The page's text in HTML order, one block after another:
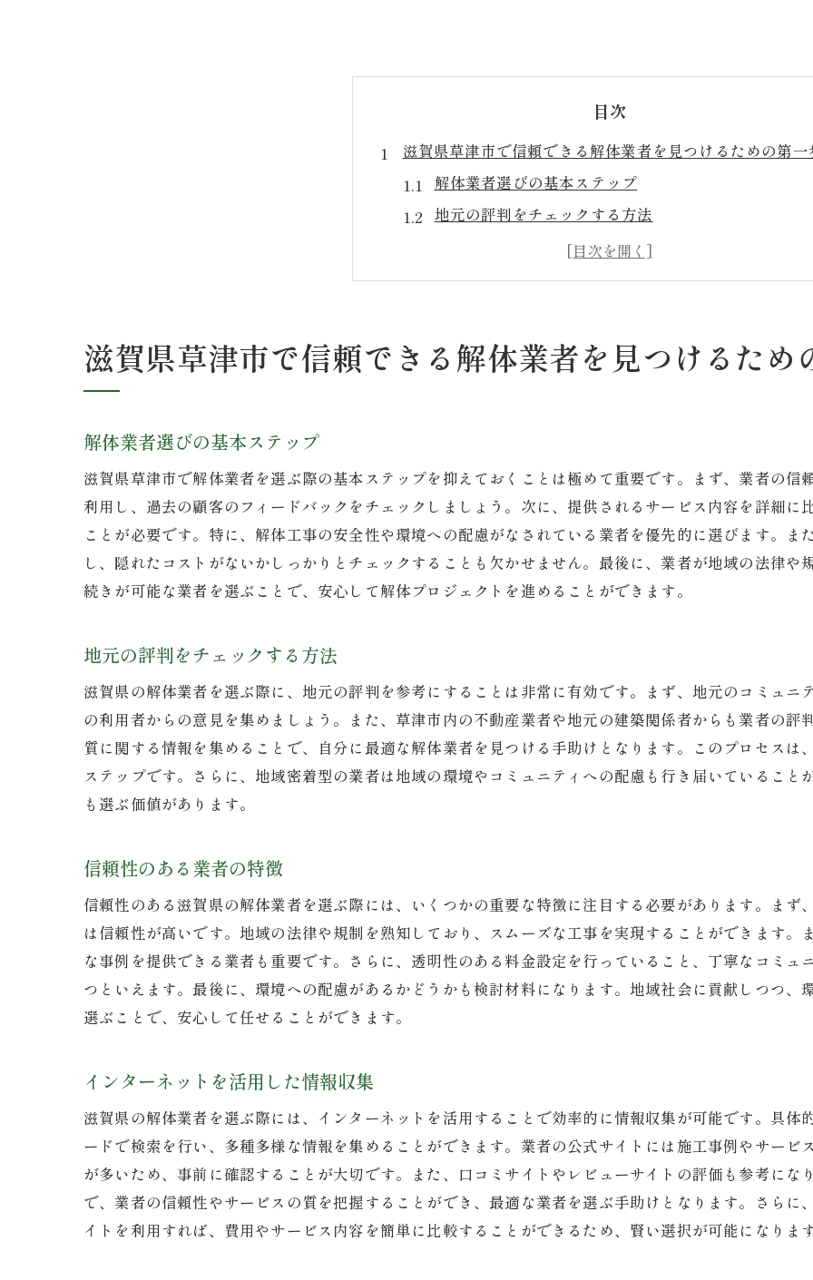
目次
滋賀県草津市で信頼できる解体業者を見つけるための第一
解体業者選びの基本ステップ
地元の評判をチェックする方法
信頼性のある業者の特徴
インターネットを活用した情報収集
解体業者との初回接触の重要性
口コミを活用した滋賀県の解体業者選びのポイント
口コミ比較で得られる情報の質
知人からの口コミの価値
オンラインレビューと実際のサービスの比較
口コミから見える業者の強みと弱み
評判で比較！滋賀県草津市の解体業者の選び方と注意点
過去の実績を調べる方法
評判が悪い業者の特徴
信頼できる業者の見分け方
評判によるリスク回避の重要性
解体工事における追加費用の注意点
コストパフォーマンスを重視した選び方
騒音や振動対策の重要性
地域への貢献を考慮した業者選び
地域の理解を得るための工夫
解体工事前後の地域活動参加
滋賀県草津市で信頼できる解体業者を見つけるため
解体業者選びの基本ステップ
滋賀県草津市で解体業者を選ぶ際の基本ステップを抑えておくことは極めて重要です。まず、業者の信
利用し、過去の顧客のフィードバックをチェックしましょう。次に、提供されるサービス内容を詳細に
ことが必要です。特に、解体工事の安全性や環境への配慮がなされている業者を優先的に選びます。ま
し、隠れたコストがないかしっかりとチェックすることも欠かせません。最後に、業者が地域の法律や
続きが可能な業者を選ぶことで、安心して解体プロジェクトを進めることができます。
地元の評判をチェックする方法
滋賀県の解体業者を選ぶ際に、地元の評判を参考にすることは非常に有効です。まず、地元のコミュニ
の利用者からの意見を集めましょう。また、草津市内の不動産業者や地元の建築関係者からも業者の評
質に関する情報を集めることで、自分に最適な解体業者を見つける手助けとなります。このプロセスは
ステップです。さらに、地域密着型の業者は地域の環境やコミュニティへの配慮も行き届いているこ
も選ぶ価値があります。
信頼性のある業者の特徴
信頼性のある滋賀県の解体業者を選ぶ際には、いくつかの重要な特徴に注目する必要があります。まず
は信頼性が高いです。地域の法律や規制を熟知しており、スムーズな工事を実現することができます。
な事例を提供できる業者も重要です。さらに、透明性のある料金設定を行っていること、丁寧なコミュ
つといえます。最後に、環境への配慮があるかどうかも検討材料になります。地域社会に貢献しつつ、
選ぶことで、安心して任せることができます。
インターネットを活用した情報収集
滋賀県の解体業者を選ぶ際には、インターネットを活用することで効率的に情報収集が可能です。具体
ードで検索を行い、多種多様な情報を集めることができます。業者の公式サイトには施工事例やサービ
が多いため、事前に確認することが大切です。また、口コミサイトやレビューサイトの評価も参考にな
で、業者の信頼性やサービスの質を把握することができ、最適な業者を選ぶ手助けとなります。さらに
イトを利用すれば、費用やサービス内容を簡単に比較することができるため、賢い選択が可能になります